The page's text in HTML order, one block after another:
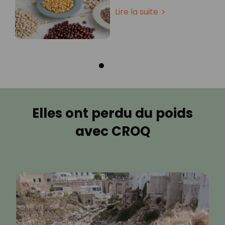
Lire la suite
Elles ont perdu du poids
avec CROQ